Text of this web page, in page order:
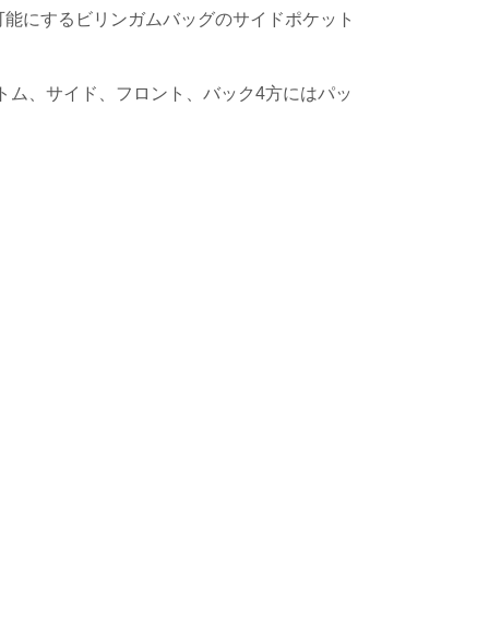
にするビリンガムバッグのサイドポケット
、サイド、フロント、バック4方にはパッ